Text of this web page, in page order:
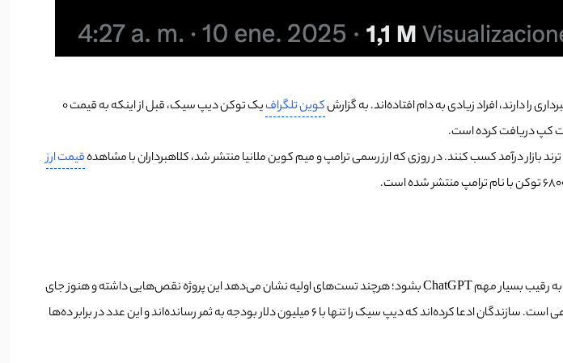
دارند، افراد زیادی به دام افتاده‌اند. به گزارشکوین تلگراف
یک توکن دیپ سیک، قبل از اینکه به قیمت 0
درآمد کسب کنند. در روزی که ارز رسمی ترامپ و میم کوین ملانیا منتشر شد، کلاهبرداران با مشاهدهقیمت ارز
دیپ سیک هوش مصنوعی جدیدی است که از چین ظهور کرده و قدرتش به قدری زیاد است که می‌تواند تبدیل به رقیب بسیار مهم ChatGPT بشود؛ هرچند تست‌های اولیه نشان می‌دهد این پروژه نقص‌هایی داشته و هنوز جای
کار دارد. چیزی که سهام Openai و انویدیا را تهدید کرده است، هزینه بسیار پایین ساخت این مدل هوش مصنوعی است. سازندگان ادعا کرده‌اند که دیپ سیک را تنها با 6 میلیون دلار بودجه به ثمر رسانده‌اند و این عدد در برابر ده‌ها